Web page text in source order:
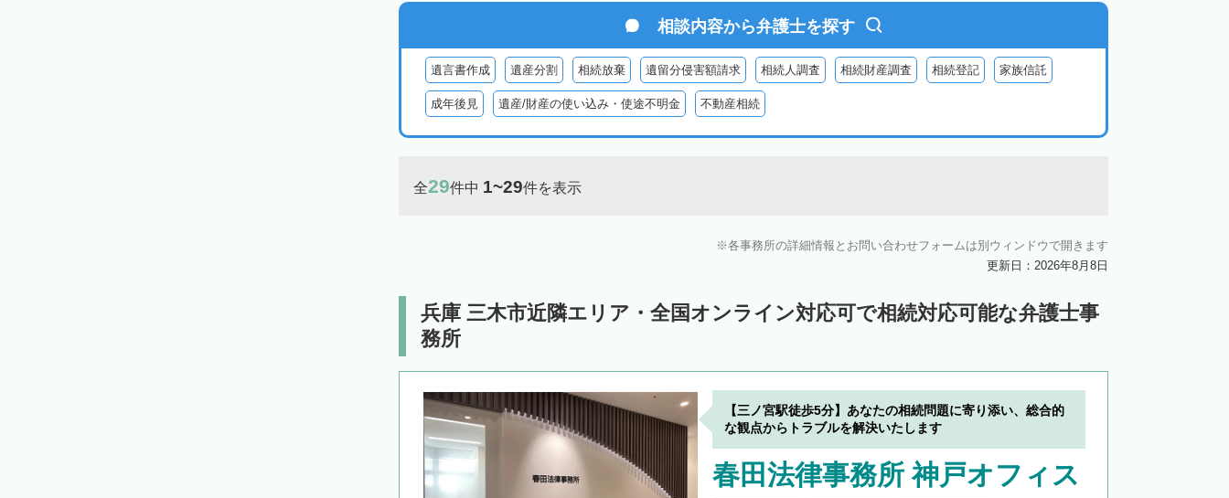
相談内容から弁護士を探す
遺言書作成 遺産分割 相続放棄 遺留分侵害額請求 相続人調査 相続財産調査 相続登記 家族信託
成年後見 遺産/財産の使い込み・使途不明金 不動産相続
全29件中 1~29件を表示
各事務所の詳細情報とお問い合わせフォームは別ウィンドウで開きます
更新日：2026年8月8日
兵庫 三木市近隣エリア・全国オンライン対応可で相続対応可能な弁護士事
務所
【三ノ宮駅徒歩5分】あなたの相続問題に寄り添い、総合的
な観点からトラブルを解決いたします
春田法律事務所 神戸オフィス